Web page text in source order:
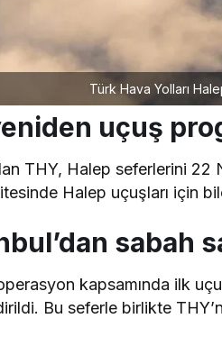
Türk Hava Yolları
uçuş
THY, Halep seferlerini 22
Halep uçuşları için
sabah
kapsamında ilk
Bu seferle birlikte